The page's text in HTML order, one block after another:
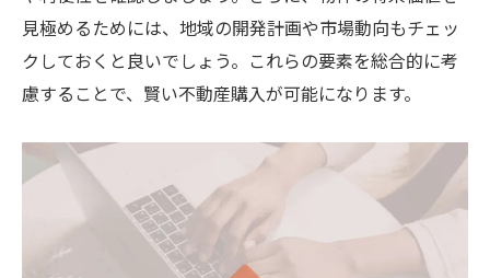
見極めるためには、地域の開発計画や市場動向もチェッ
クしておくと良いでしょう。これらの要素を総合的に考
慮することで、賢い不動産購入が可能になります。